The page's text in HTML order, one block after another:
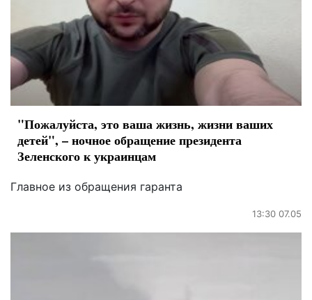
"Пожалуйста, это ваша жизнь, жизни ваших
детей", – ночное обращение президента
Зеленского к украинцам
Главное из обращения гаранта
13:30 07.05